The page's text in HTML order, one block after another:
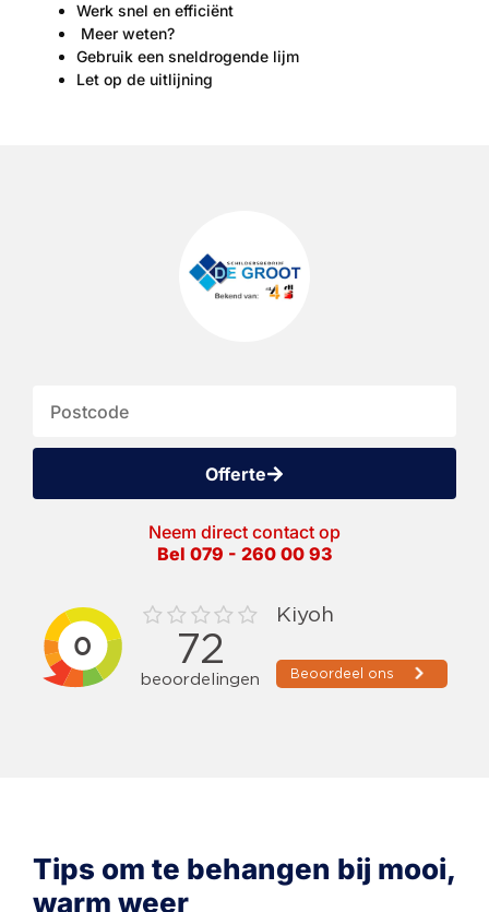
Werk snel en efficiënt
Meer weten?
Gebruik een sneldrogende lijm
Let op de uitlijning
Offerte
Neem direct contact op
Bel 079 - 260 00 93
Tips om te behangen bij mooi,
warm weer